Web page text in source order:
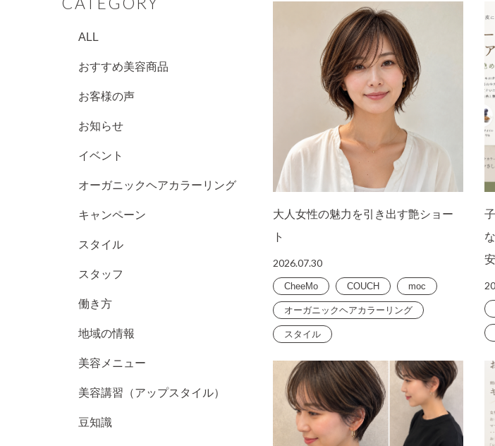
ALL
おすすめ美容商品
お客様の声
お知らせ
イベント
オーガニックヘアカラーリング
キャンペーン
スタイル
スタッフ
働き方
地域の情報
美容メニュー
美容講習（アップスタイル）
豆知識
大人女性の魅力を引き出す艶ショー
ト
2026.07.30
CheeMo COUCH moc
オーガニックヘアカラーリング
スタイル